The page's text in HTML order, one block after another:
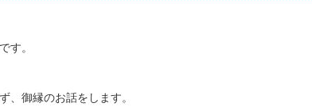
す。
、御縁のお話をします。